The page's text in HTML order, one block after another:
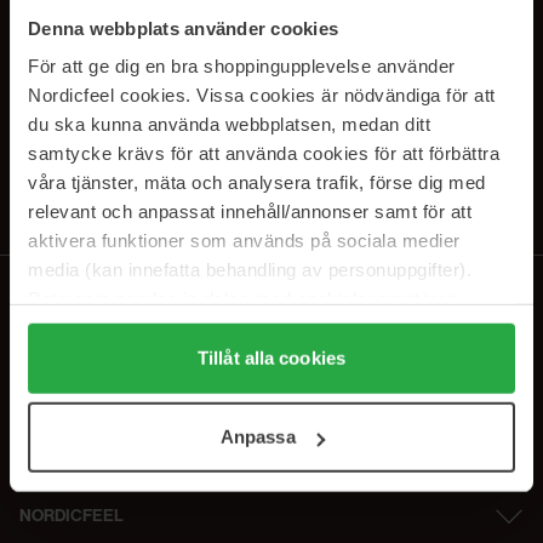
Denna webbplats använder cookies
För att ge dig en bra shoppingupplevelse använder
Nordicfeel cookies. Vissa cookies är nödvändiga för att
du ska kunna använda webbplatsen, medan ditt
samtycke krävs för att använda cookies för att förbättra
våra tjänster, mäta och analysera trafik, förse dig med
relevant och anpassat innehåll/annonser samt för att
aktivera funktioner som används på sociala medier
media (kan innefatta behandling av personuppgifter).
Genom att trycka på "Tillåt alla cookies" accepterar du
alla cookies, medan du under "Detaljer" kan anpassa
användningen av cookies. Du kan när som helst återkalla
samt vår Integritetspolicy.
Tillåt alla cookies
Anpassa
SUBSCRIBE TO OUR
NEWSLETTER
Ved at abonnere accepterer du voresprivatlivspolitik. Afmeld til enhver
tid.
NORDICFEEL